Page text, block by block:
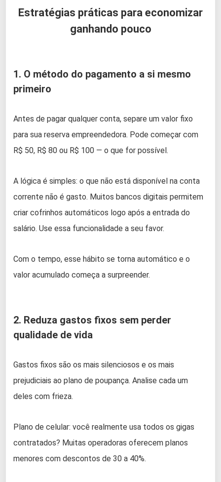
Estratégias práticas para economizar
ganhando pouco
1. O método do pagamento a si mesmo
primeiro
Antes de pagar qualquer conta, separe um valor fixo
para sua reserva empreendedora. Pode começar com
R$ 50, R$ 80 ou R$ 100 — o que for possível.
A lógica é simples: o que não está disponível na conta
corrente não é gasto. Muitos bancos digitais permitem
criar cofrinhos automáticos logo após a entrada do
salário. Use essa funcionalidade a seu favor.
Com o tempo, esse hábito se torna automático e o
valor acumulado começa a surpreender.
2. Reduza gastos fixos sem perder
qualidade de vida
Gastos fixos são os mais silenciosos e os mais
prejudiciais ao plano de poupança. Analise cada um
deles com frieza.
Plano de celular: você realmente usa todos os gigas
contratados? Muitas operadoras oferecem planos
menores com descontos de 30 a 40%.